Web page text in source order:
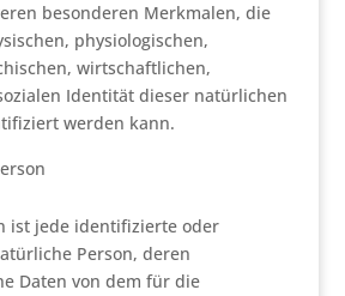
besonderen Merkmalen, die
physiologischen,
wirtschaftlichen,
Identität dieser natürlichen
werden kann.
ist jede identifizierte oder
Person, deren
Daten von dem für die